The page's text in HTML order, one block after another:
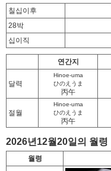
칠십이후
28박
십이직
연간지
달력
Hinoe-uma
ひのえうま
丙午
절월
Hinoe-uma
ひのえうま
丙午
2026년12월20일의 월령
월령